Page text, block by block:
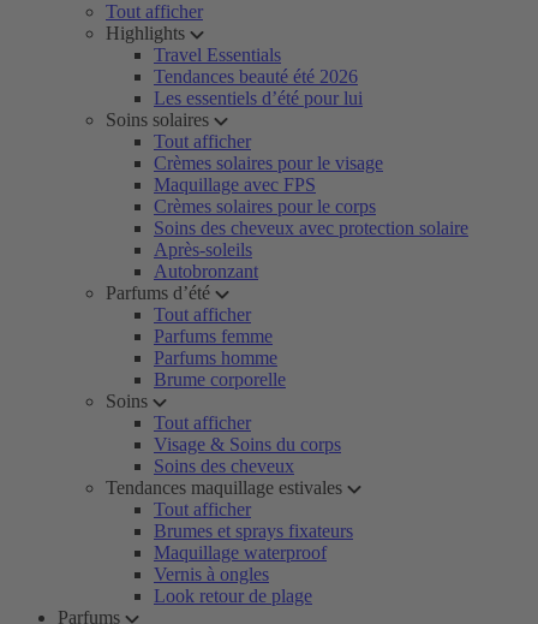
Tout afficher
Highlights
Travel Essentials
Tendances beauté été 2026
Les essentiels d’été pour lui
Soins solaires
Tout afficher
Crèmes solaires pour le visage
Maquillage avec FPS
Crèmes solaires pour le corps
Soins des cheveux avec protection solaire
Après-soleils
Autobronzant
Parfums d’été
Tout afficher
Parfums femme
Parfums homme
Brume corporelle
Soins
Tout afficher
Visage & Soins du corps
Soins des cheveux
Tendances maquillage estivales
Tout afficher
Brumes et sprays fixateurs
Maquillage waterproof
Vernis à ongles
Look retour de plage
Parfums